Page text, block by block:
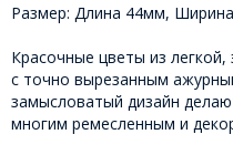
Размер: Длина 44мм,
Красочные цветы из легкой,
с точно вырезанным
замысловатый дизайн
многим ремесленным и